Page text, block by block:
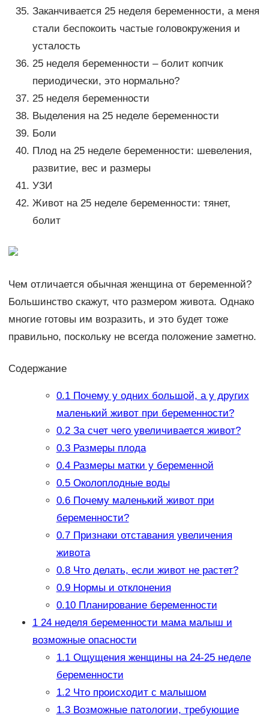
Заканчивается 25 неделя беременности, а меня
стали беспокоить частые головокружения и
усталость
25 неделя беременности – болит копчик
периодически, это нормально?
25 неделя беременности
Выделения на 25 неделе беременности
Боли
Плод на 25 неделе беременности: шевеления,
развитие, вес и размеры
УЗИ
Живот на 25 неделе беременности: тянет,
болит
Чем отличается обычная женщина от беременной?
Большинство скажут, что размером живота. Однако
многие готовы им возразить, и это будет тоже
правильно, поскольку не всегда положение заметно.
Содержание
0.1Почему у одних большой, а у других
маленький живот при беременности?
0.2За счет чего увеличивается живот?
0.3Размеры плода
0.4Размеры матки у беременной
0.5Околоплодные воды
0.6Почему маленький живот при
беременности?
0.7Признаки отставания увеличения
живота
0.8Что делать, если живот не растет?
0.9Нормы и отклонения
0.10Планирование беременности
124 неделя беременности мама малыш и
возможные опасности
1.1Ощущения женщины на 24-25 неделе
беременности
1.2Что происходит с малышом
1.3Возможные патологии, требующие